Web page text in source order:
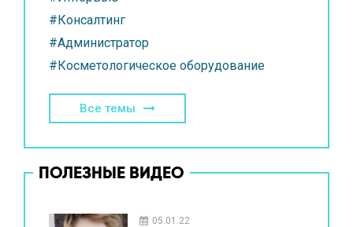
#Консалтинг
#Администратор
#Косметологическое оборудование
Все темы
ПОЛЕЗНЫЕ ВИДЕО
05.01.22